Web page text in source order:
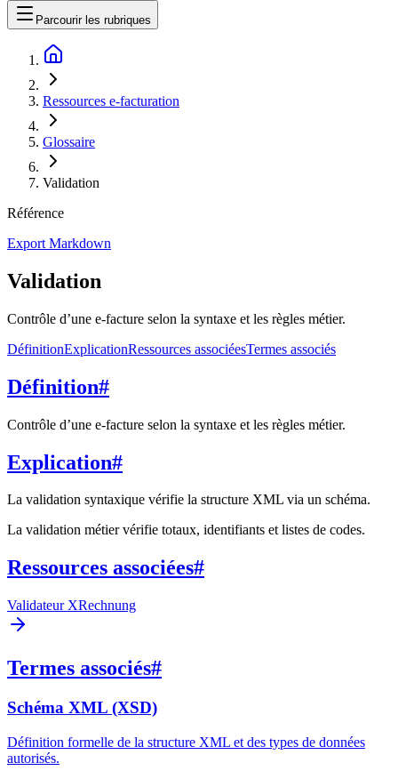
Parcourir les rubriques
Ressources e-facturation
Glossaire
Validation
Référence
Export Markdown
Validation
Contrôle d’une e-facture selon la syntaxe et les règles métier.
DéfinitionExplicationRessources associéesTermes associés
Définition#
Contrôle d’une e-facture selon la syntaxe et les règles métier.
Explication#
La validation syntaxique vérifie la structure XML via un schéma.
La validation métier vérifie totaux, identifiants et listes de codes.
Ressources associées#
Validateur XRechnung
Termes associés#
Schéma XML (XSD)
Définition formelle de la structure XML et des types de données
autorisés.